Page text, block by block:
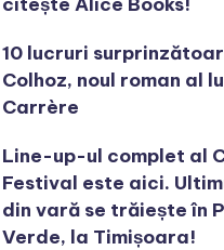
10 lucruri
Colhoz, noul roman al
Carrère
Line-up-ul complet al
Festival este aici.
din vară se trăiește în
Verde, la Timișoara!